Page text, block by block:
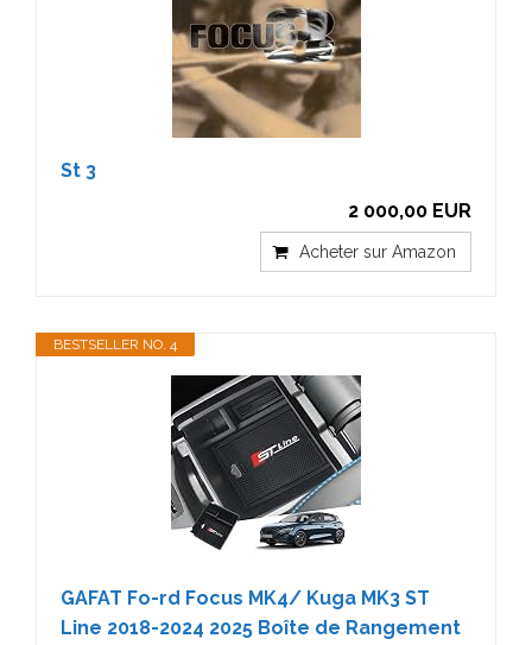
St 3
2 000,00 EUR
Acheter sur Amazon
BESTSELLER NO. 4
GAFAT Fo-rd Focus MK4/ Kuga MK3 ST
Line 2018-2024 2025 Boîte de Rangement